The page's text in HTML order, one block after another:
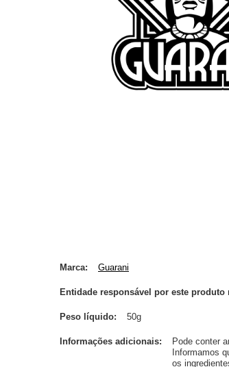
Marca Guarani
Entidade responsável por este produto
Peso líquido 50g
Informações adicionais
Pode conter
Informamos
os